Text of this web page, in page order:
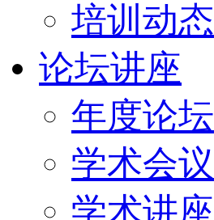
培训动态
论坛讲座
年度论坛
学术会议
学术讲座